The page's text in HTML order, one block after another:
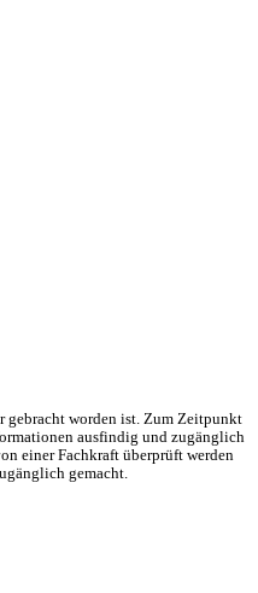
gebracht worden ist. Zum Zeitpunkt
ausfindig und zugänglich
einer Fachkraft überprüft werden
gemacht.